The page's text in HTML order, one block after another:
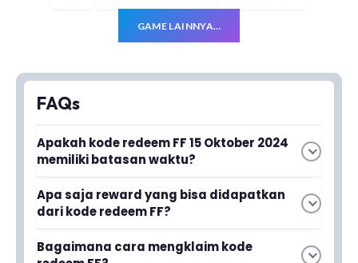
GAME LAINNYA…
FAQs
Apakah kode redeem FF 15 Oktober 2024
memiliki batasan waktu?
Ya, kode-kode redeem ini memiliki batasan
waktu dan kuota pengguna yang terbatas.
peluang untuk mendapatkan reward-nya
Apa saja reward yang bisa didapatkan
dari kode redeem FF?
Kode redeem FF dapat ditukarkan dengan
reward menarik, meskipun artikel tidak
Bagaimana cara mengklaim kode